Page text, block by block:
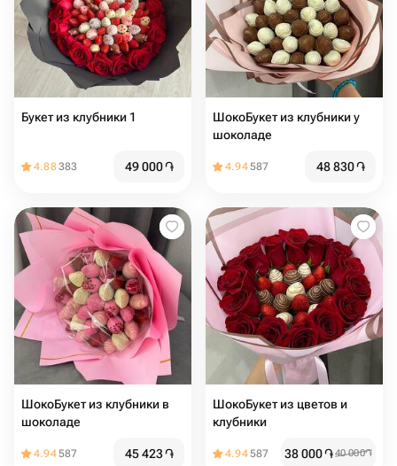
Букет из клубники 1
4.88383 49 000֏
ШокоБукет из клубники у
шоколаде
4.94587 48 830֏
ШокоБукет из клубники в
шоколаде
4.94587 45 423֏
ШокоБукет из цветов и
клубники
4.94587 38 000֏40 000֏